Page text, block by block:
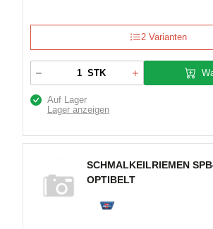
2 Varianten
STK
Auf Lager
Lager anzeigen
SCHMALKEILRIEMEN
OPTIBELT